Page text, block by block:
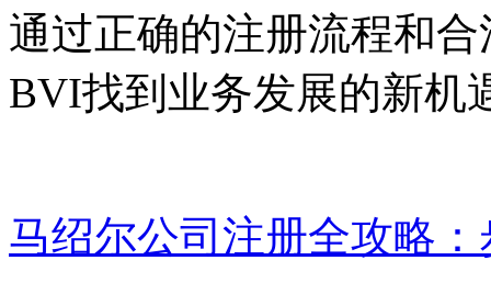
通过正确的注册流程和
BVI找到业务发展的新机
马绍尔公司注册全攻略